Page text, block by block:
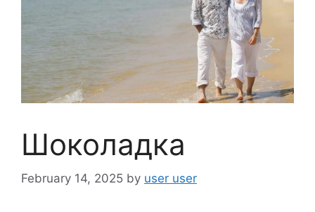
Шоколадка
February 14, 2025 by user user